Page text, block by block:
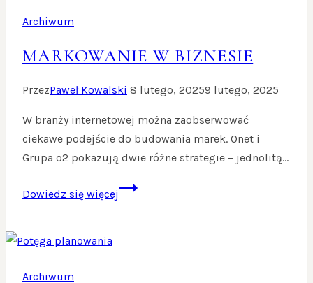
Archiwum
MARKOWANIE W BIZNESIE
PrzezPaweł Kowalski 8 lutego, 20259 lutego, 2025
W branży internetowej można zaobserwować
ciekawe podejście do budowania marek. Onet i
Grupa o2 pokazują dwie różne strategie – jednolitą…
Dowiedz się więcej
Markowanie
Archiwum